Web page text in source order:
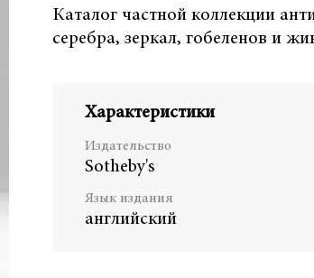
Каталог частной коллекции
серебра, зеркал, гобеленов и
Характеристики
Издательство
Sotheby's
Язык издания
английский